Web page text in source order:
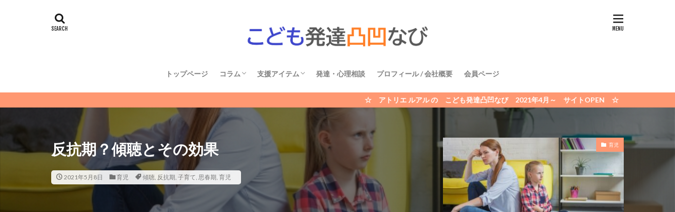
トップページ コラム
発達障害
不登校
育児
その他
ひとりごと
おしらせ
支援アイテム
国語
算数
活動
生活
発達・心理相談 プロフィール / 会社概要 会員ページ
☆ アトリエ ルアル の こども発達凸凹なび 2021年4月～ サイトOPEN ☆
反抗期？傾聴とその効果
2021年5月8日 育児 傾聴, 反抗期, 子育て, 思春期, 育児
育児